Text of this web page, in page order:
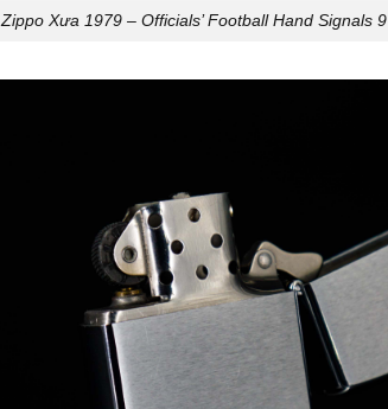
Zippo Xưa 1979 – Officials’ Football Hand Signals 9